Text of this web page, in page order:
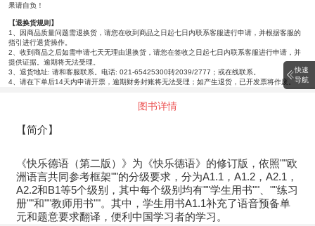
果请自负！
【退换货规则】
1、因商品质量问题需退换货，请您在收到商品之日起七日内联系客服进行申请，并根据客服的
指引进行退货操作。
2、收到商品之后如需申请七天无理由退换货，请您在签收之日起七日内联系客服进行申请，并
提供证据。逾期将无法受理。
3、退货地址: 请和客服联系。电话: 021-65425300转2039/2777；或在线联系。
4、请在下单后14天内申请开票，逾期财务封账将无法受理；如产生退货，已开发票将作废。
图书详情
【简介】
《快乐德语（第二版）》为《快乐德语》的修订版，依照""欧
洲语言共同参考框架""的分级要求，分为A1.1，A1.2，A2.1，
A2.2和B1等5个级别，其中每个级别均有""学生用书""、""练习
册""和""教师用书""。其中，学生用书A1.1补充了语音预备单
元和题意要求翻译，便利中国学习者的学习。
快速
导航